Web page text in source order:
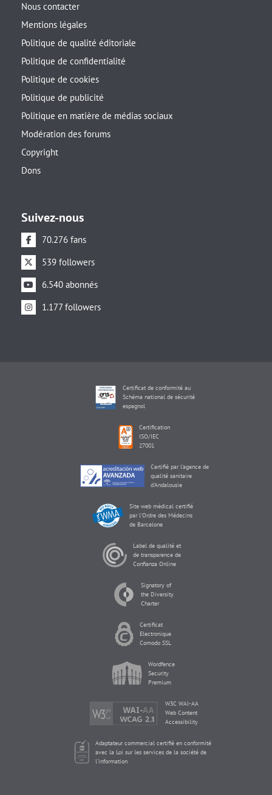
Nous contacter
Mentions légales
Politique de qualité éditoriale
Politique de confidentialité
Politique de cookies
Politique de publicité
Politique en matière de médias sociaux
Modération des forums
Copyright
Dons
Suivez-nous
70.276 fans
539 followers
6.540 abonnés
1.177 followers
Certificat de conformité au
Schéma national de sécurité
espagnol
Certification
ISO/IEC
27001
Certifié par l'agence de
qualité sanitaire
d'Andalousie
Site web médical certifié
par l'Ordre des Médecins
de Barcelone
Label de qualité et
de transparence de
Confianza Online
Signatory of
the Diversity
Charter
Certificat
Electronique
Comodo SSL
Wordfence
Security
Premium
W3C WAI-AA
Web Content
Accessibility
Adaptateur commercial certifié en conformité
avec la Loi sur les services de la société de
l'information